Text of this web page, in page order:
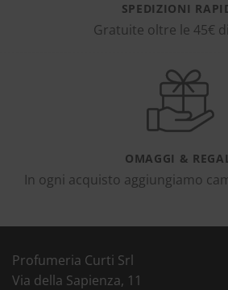
SPEDIZIONI
Gratuite oltre le 45€
OMAGGI &
In ogni acquisto aggiungiamo
Profumeria Curti Srl
Via della Sapienza, 11